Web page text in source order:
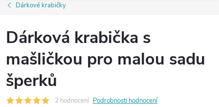
Dárkové krabičky
Dárková krabička s
mašličkou pro malou sadu
šperků
2 hodnocení Podrobnosti hodnocení